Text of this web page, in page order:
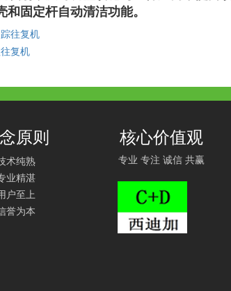
和固定杆自动清洁功能。
往复机
复机
原则
术纯熟
业精湛
户至上
誉为本
核心价值观
专业 专注 诚信 共赢